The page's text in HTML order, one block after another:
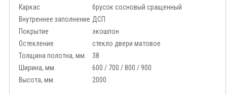
Каркас
брусок сосновый сращенный
Внутреннее заполнение ДСП
Покрытие
экошпон
Остекление
стекло двери матовое
Толщина полотна, мм.
38
Ширина, мм.
600 / 700 / 800 / 900
Высота, мм.
2000